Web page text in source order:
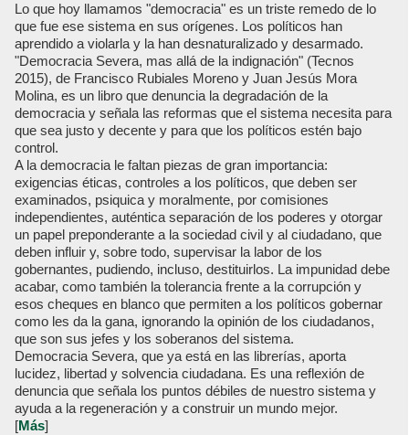
Lo que hoy llamamos "democracia" es un triste remedo de lo
que fue ese sistema en sus orígenes. Los políticos han
aprendido a violarla y la han desnaturalizado y desarmado.
"Democracia Severa, mas allá de la indignación" (Tecnos
2015), de Francisco Rubiales Moreno y Juan Jesús Mora
Molina, es un libro que denuncia la degradación de la
democracia y señala las reformas que el sistema necesita para
que sea justo y decente y para que los políticos estén bajo
control.
A la democracia le faltan piezas de gran importancia:
exigencias éticas, controles a los políticos, que deben ser
examinados, psiquica y moralmente, por comisiones
independientes, auténtica separación de los poderes y otorgar
un papel preponderante a la sociedad civil y al ciudadano, que
deben influir y, sobre todo, supervisar la labor de los
gobernantes, pudiendo, incluso, destituirlos. La impunidad debe
acabar, como también la tolerancia frente a la corrupción y
esos cheques en blanco que permiten a los políticos gobernar
como les da la gana, ignorando la opinión de los ciudadanos,
que son sus jefes y los soberanos del sistema.
Democracia Severa, que ya está en las librerías, aporta
lucidez, libertad y solvencia ciudadana. Es una reflexión de
denuncia que señala los puntos débiles de nuestro sistema y
ayuda a la regeneración y a construir un mundo mejor.
[Más]